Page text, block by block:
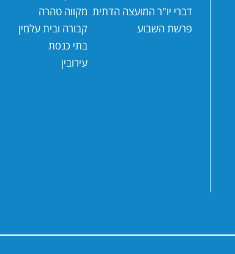
דברי יו"ר המועצה הדתית
פרשת השבוע
מקווה טהרה
קבורה ובית עלמין
בתי כנסת
עירובין